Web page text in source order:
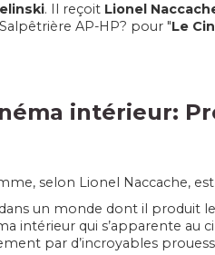
. Il reçoit Lionel
AP-HP? pour "Le
intérieur:
selon Lionel Naccache,
un monde dont il produit
intérieur qui s’apparente au
par d’incroyables